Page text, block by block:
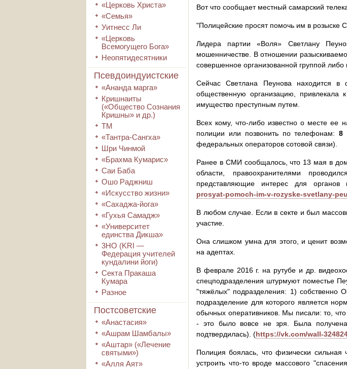
«Церковь Христа»
«Семья»
Уитнесс Ли
«Церковь
Всемогущего Бога»
Неопятидесятники
Псевдоиндуистские
«Ананда марга»
Кришнаиты
(«Общество Сознания
Кришны» и др.)
ТМ
«Тантра-Сангха»
Шри Чинмой
«Брахма Кумарис»
Саи Баба
Ошо Раджниш
«Искусство жизни»
«Сахаджа-йога»
«Гухья Самадж»
«Университет
единства Дикша»
3HO (KRI ―
Федерация учителей
кундалини йоги)
Секта Пракаша
Кумара
Разное
Постсоветские
«Анастасия»
«Ашрам Шамбалы»
«Аштар» («Лечение
святыми»)
«Алля Аят»
Вот что сообщает местный самарский
"Полицейские просят помочь им в розыске
Лидера партии «Воля» Светлану
мошенничестве. В отношении
совершенное организованной группой либо
Сейчас Светлана Пеунова находится в
общественную организацию,
имущество преступным путем.
Всех кому, что-либо известно о месте ее
полиции или позвонить по телефонам:8
федеральных операторов сотовой связи).
Ранее в СМИ сообщалось, что 13 мая в
области, правоохранителями
представляющие интерес для органов
prosyat-pomoch-im-v-rozyske-svetlany-
В любом случае. Если в секте и был
участие.
Она слишком умна для этого, и ценит
на адептах.
В феврале 2016 г. на рутубе и др.
спецподразделения штурмуют поместье
"тяжёлых" подразделения: 1)
подразделение для которого является
обычных оперативников. Мы писали: то,
- это было вовсе не зря. Была
подтвердилась). (https://vk.com/wall-
Полиция боялась, что физически
устроить что-то вроде массового